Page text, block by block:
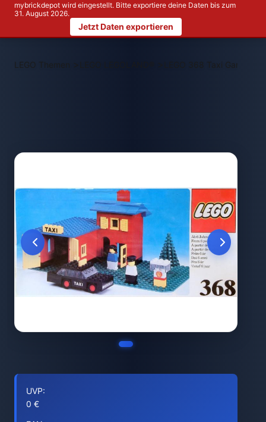
mybrickdepot wird eingestellt. Bitte exportiere deine Daten bis zum
31. August 2026.
Jetzt Daten exportieren
LEGO Themen > LEGO 368 Taxi Garage
UVP:
0 €